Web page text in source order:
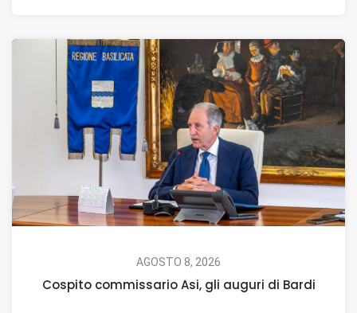
AGOSTO 8, 2026
Cospito commissario Asi, gli auguri di Bardi